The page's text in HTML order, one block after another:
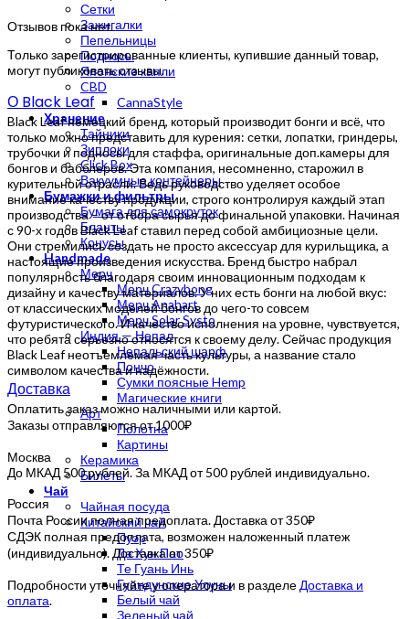
Сетки
Зажигалки
Пепельницы
Подносы
Японские капли
CBD
CannaStyle
Хранение
Тайники
Зиплоки
Click Box
Вакуумные контейнеры
Бумажки и фильтры
Бумага для самокруток
Бланты
Конусы
Handmade
Мерч
Мерч Crazybong
Мерч Anahart
Мерч Solar Systo
Индия — Непал
Непальский шарф
Пончо
Сумки поясные Hemp
Магические книги
Арт
Полотна
Картины
Керамика
Билеты
Чай
Чайная посуда
Китайский чай
Пуэр
Да Хун Пао
Те Гуань Инь
Гуандунские Улуны
Белый чай
Зеленый чай
Отзывов пока нет.
Только зарегистрированные клиенты, купившие данный товар,
могут публиковать отзывы.
О Black Leaf
Black Leaf немецкий бренд, который производит бонги и всё, что
только можно представить для курения: сетки, лопатки, гриндеры,
трубочки и подносы для стаффа, оригинальные доп.камеры для
бонгов и бабблеров. Эта компания, несомненно, старожил в
курительной отрасли. Ведь руководство уделяет особое
внимание качеству продукции, строго контролируя каждый этап
производства – от отбора сырья до финальной упаковки. Начиная
с 90-х годов Black Leaf ставил перед собой амбициозные цели.
Они стремились создать не просто аксессуар для курильщика, а
настоящие произведения искусства. Бренд быстро набрал
популярность благодаря своим инновационным подходам к
дизайну и качеству материалов. У них есть бонги на любой вкус:
от классических моделей бонгов до чего-то совсем
футуристического. И качество исполнения на уровне, чувствуется,
что ребята серьезно относятся к своему делу. Сейчас продукция
Black Leaf неотъемлемая часть культуры, а название стало
символом качества и надёжности.
Доставка
Оплатить заказ можно наличными или картой.
Заказы отправляются от 1000₽
Москва
До МКАД 500 рублей. За МКАД от 500 рублей индивидуально.
Россия
Почта России полная предоплата. Доставка от 350₽
СДЭК полная предоплата, возможен наложенный платеж
(индивидуально). Доставка от 350₽
Подробности уточняйте у оператора и в разделе Доставка и
оплата.